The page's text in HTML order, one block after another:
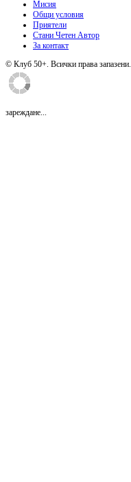
Мисия
Общи условия
Приятели
Стани Четен Автор
За контакт
© Клуб 50+. Всички права запазени.
зареждане...